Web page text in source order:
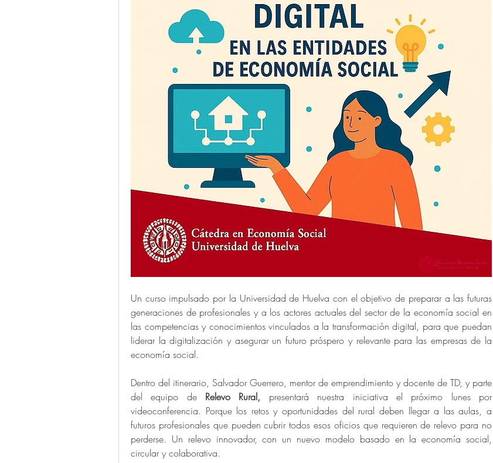
Un curso impulsado por la Universidad de Huelva con el objetivo de preparar a las futuras
generaciones de profesionales y a los actores actuales del sector de la economía social en
las competencias y conocimientos vinculados a la transformación digital, para que puedan
liderar la digitalización y asegurar un futuro próspero y relevante para las empresas de la
economía social.
Dentro del itinerario, Salvador Guerrero, mentor de emprendimiento y docente de TD, y parte
del equipo de Relevo Rural, presentará nuestra iniciativa el próximo lunes por
videoconferencia. Porque los retos y oportunidades del rural deben llegar a las aulas, a
futuros profesionales que pueden cubrir todos esos oficios que requieren de relevo para no
perderse. Un relevo innovador, con un nuevo modelo basado en la economía social,
circular y colaborativa.